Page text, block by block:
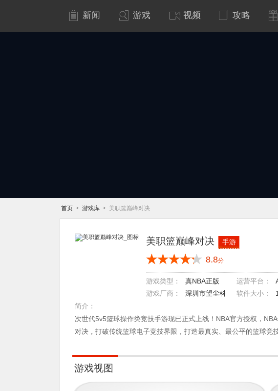
新闻 游戏 视频 攻略
首页 > 游戏库 > 美职篮巅峰对决
美职篮巅峰对决 手游
8.8分
游戏类型： 真NBA正版 运营平台：
游戏厂商：
深圳市望尘科
软件大小：
简介：
次世代5v5篮球操作类竞技手游现已正式上线！NBA官方授权，
对决，打破传统篮球电子竞技界限，打造最真实、最公平的篮球竞
游戏视图